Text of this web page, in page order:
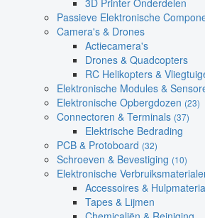
Passieve Elektronische
Camera's & Drones
Actiecamera's
Drones & Quadcopters
RC Helikopters &
Elektronische Modules &
Elektronische Opbergdozen (23)
Connectoren & Terminals (37)
Elektrische Bedrading
PCB & Protoboard (32)
Schroeven & Bevestiging (10)
Elektronische
Accessoires &
Tapes & Lijmen